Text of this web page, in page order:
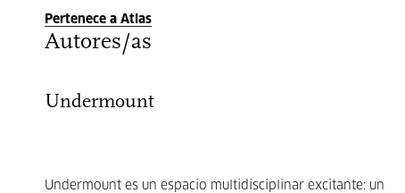
Pertenece a Atlas
Autores/as
Undermount
Undermount es un espacio multidisciplinar excitante: un